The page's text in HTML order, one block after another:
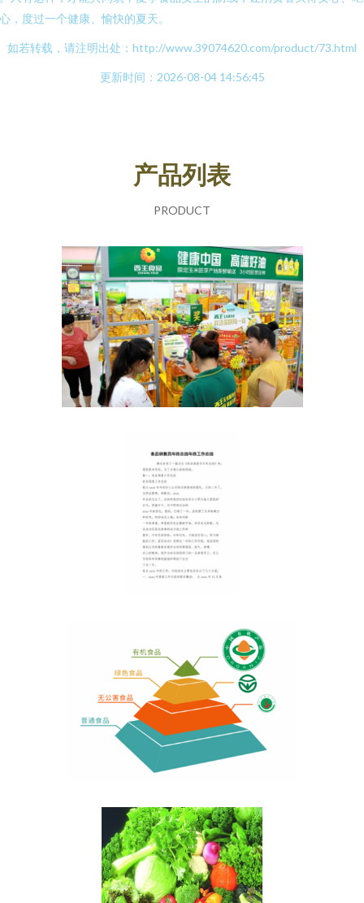
，度过一个健康、愉快的夏天。
如若转载，请注明出处：http://www.39074620.com/product/73.html
更新时间：2026-08-04 14:56:45
产品列表
PRODUCT